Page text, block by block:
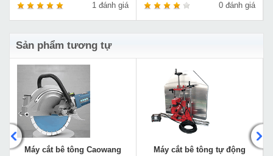
1 đánh giá 0 đánh giá
Sản phẩm tương tự
Máy cắt bê tông Caowang
Máy cắt bê tông tự động